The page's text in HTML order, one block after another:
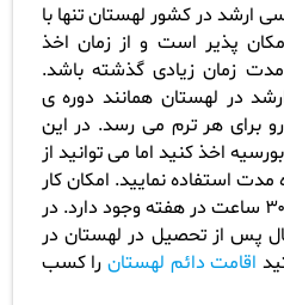
ارشد در کشور لهستان تنها با
پذیر است و از زمان اخذ
زمان زیادی گذشته باشد.
در لهستان همانند دوره ی
برای هر ترم می رسد. در این
اخذ کنید اما می توانید از
استفاده نمایید. امکان کار
۳۰ ساعت در هفته وجود دارد. در
پس از تحصیل در لهستان در
اقامت دائم لهستان را کسب